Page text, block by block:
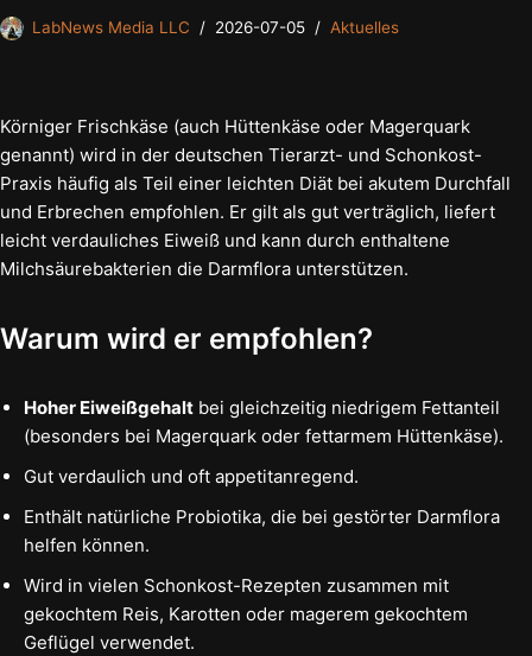
LabNews Media LLC 2026-07-05 Aktuelles
Körniger Frischkäse (auch Hüttenkäse oder Magerquark
genannt) wird in der deutschen Tierarzt- und Schonkost-
Praxis häufig als Teil einer leichten Diät bei akutem Durchfall
und Erbrechen empfohlen. Er gilt als gut verträglich, liefert
leicht verdauliches Eiweiß und kann durch enthaltene
Milchsäurebakterien die Darmflora unterstützen.
Warum wird er empfohlen?
Hoher Eiweißgehalt bei gleichzeitig niedrigem Fettanteil
(besonders bei Magerquark oder fettarmem Hüttenkäse).
Gut verdaulich und oft appetitanregend.
Enthält natürliche Probiotika, die bei gestörter Darmflora
helfen können.
Wird in vielen Schonkost-Rezepten zusammen mit
gekochtem Reis, Karotten oder magerem gekochtem
Geflügel verwendet.